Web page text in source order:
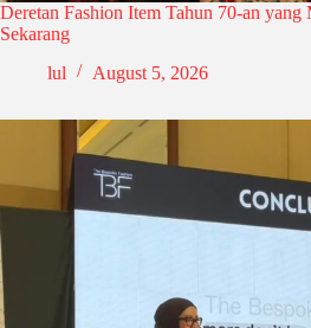
Deretan Fashion Item Tahun 70-an yang
Sekarang
lul
August 5, 2026